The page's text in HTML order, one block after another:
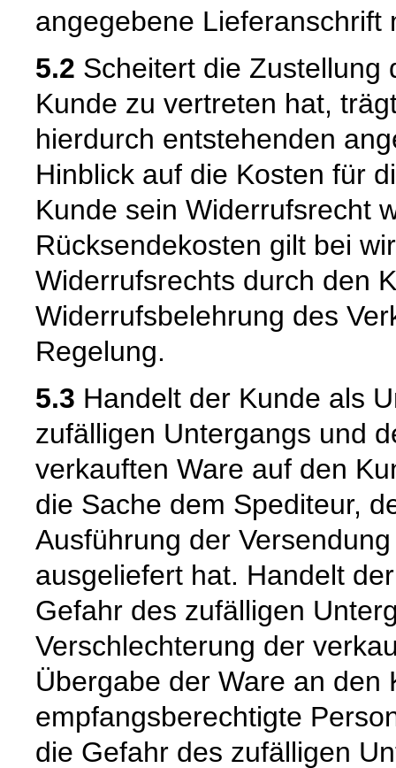
angegebene Lieferanschrift
5.2 Scheitert die Zustellung
Kunde zu vertreten hat,
hierdurch entstehenden
Hinblick auf die Kosten für
Kunde sein Widerrufsrecht
Rücksendekosten gilt bei
Widerrufsrechts durch den
Widerrufsbelehrung des
Regelung.
5.3 Handelt der Kunde als
zufälligen Untergangs und
verkauften Ware auf den
die Sache dem Spediteur,
Ausführung der
ausgeliefert hat. Handelt
Gefahr des zufälligen
Verschlechterung der
Übergabe der Ware an den
empfangsberechtigte
die Gefahr des zufälligen